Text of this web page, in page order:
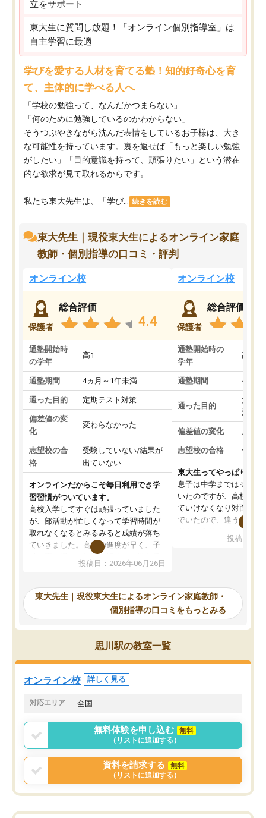
立をサポート
東大生に質問し放題！「オンライン個別指導室」は
自主学習に最適
学びを愛する人材を育てる塾！知的好奇心を育
て、主体的に学べる人へ
「学校の勉強って、なんだかつまらない」
「何のために勉強しているのかわからない」
そうつぶやきながら沈んだ表情をしているお子様は、大き
な可能性を持っています。裏を返せば「もっと楽しい勉強
がしたい」「目的意識を持って、頑張りたい」という潜在
的な欲求が見て取れるからです。
私たち東大先生は、「学び... 続きを読む
東大先生｜現役東大生によるオンライン家庭
教師・個別指導の口コミ・評判
オンライン校
保護者
総合評価
4.4
通塾開始時
の学年
高1
通塾期間 4ヵ月～1年未満
通った目的 定期テスト対策
偏差値の変
化
変わらなかった
志望校の合
格
受験していない/結果が
出ていない
オンラインだからこそ毎日利用でき学
習習慣がついています。
高校入学してすぐは頑張っていました
が、部活動が忙しくなって学習時間が
取れなくなるとみるみると成績が落ち
ていきました。高校の進度が早く、子
供も家に帰って勉強の話すると嫌な反
応を示します。東大先生にお願いして
れるので、親としても安心です。毎日
使える自習室とかもあり、わからない
ところがあれば先生が回答してくれる
のも重宝しています。
投稿日：2026年06月26日
オンライン校
保護者
総合評価
通塾開始時の
学年
高3
通塾期間 4ヵ月
通った目的
大学
対策
偏差値の変化 上が
志望校の合格 合格
東大生ってやっぱりすご
息子は中学まではそこそ
いたのですが、高校に入
ていけなくなり対面の塾
でいたので、違うアプロ
で、当初は模試でD判定
自習室が毎日使えていつ
るのが心強かったよう
謝です。
投稿日：
東大先生｜現役東大生によるオンライン家庭教師・
個別指導の口コミをもっとみる
思川駅の教室一覧
オンライン校 詳しく見る
対応エリア 全国
無料体験を申し込む
無料
（リストに追加する）
資料を請求する
無料
（リストに追加する）